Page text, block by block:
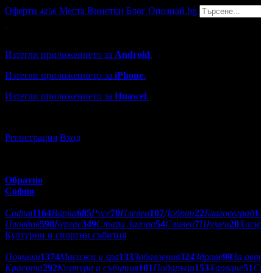
Оферти 4256 Места Винетки Блог Опознай.bg
Изтегли приложението за Android.
Изтегли приложението за iPhone.
Изтегли приложението за Huawei.
Регистрация Вход
Обратно
София
София1164Варна685Русе70Плевен107Добрич22Благоевград
Пловдив598Бургас349Стара Загора54Сливен7Шумен20
Културни и спортни събития
Почивки1374Масажи и spa133Забавления324Здраве99За
Красота292Култура и събития101Подаръци153Хапване51